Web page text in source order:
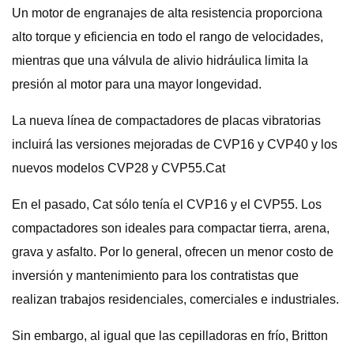
Un motor de engranajes de alta resistencia proporciona
alto torque y eficiencia en todo el rango de velocidades,
mientras que una válvula de alivio hidráulica limita la
presión al motor para una mayor longevidad.
La nueva línea de compactadores de placas vibratorias
incluirá las versiones mejoradas de CVP16 y CVP40 y los
nuevos modelos CVP28 y CVP55.Cat
En el pasado, Cat sólo tenía el CVP16 y el CVP55. Los
compactadores son ideales para compactar tierra, arena,
grava y asfalto. Por lo general, ofrecen un menor costo de
inversión y mantenimiento para los contratistas que
realizan trabajos residenciales, comerciales e industriales.
Sin embargo, al igual que las cepilladoras en frío, Britton